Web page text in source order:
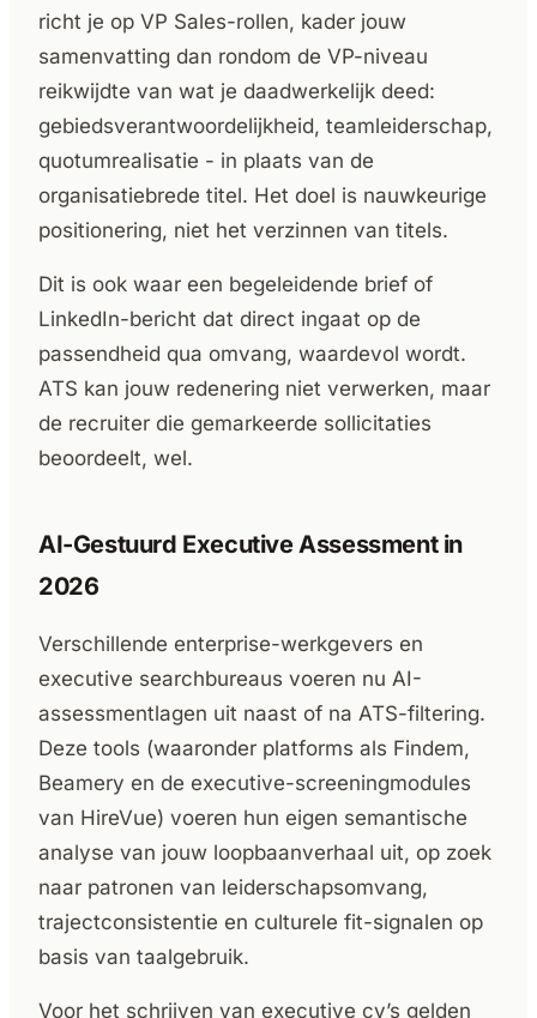
richt je op VP Sales-rollen, kader jouw
samenvatting dan rondom de VP-niveau
reikwijdte van wat je daadwerkelijk deed:
gebiedsverantwoordelijkheid, teamleiderschap,
quotumrealisatie - in plaats van de
organisatiebrede titel. Het doel is nauwkeurige
positionering, niet het verzinnen van titels.
Dit is ook waar een begeleidende brief of
LinkedIn-bericht dat direct ingaat op de
passendheid qua omvang, waardevol wordt.
ATS kan jouw redenering niet verwerken, maar
de recruiter die gemarkeerde sollicitaties
beoordeelt, wel.
AI-Gestuurd Executive Assessment in
2026
Verschillende enterprise-werkgevers en
executive searchbureaus voeren nu AI-
assessmentlagen uit naast of na ATS-filtering.
Deze tools (waaronder platforms als Findem,
Beamery en de executive-screeningmodules
van HireVue) voeren hun eigen semantische
analyse van jouw loopbaanverhaal uit, op zoek
naar patronen van leiderschapsomvang,
trajectconsistentie en culturele fit-signalen op
basis van taalgebruik.
Voor het schrijven van executive cv’s gelden